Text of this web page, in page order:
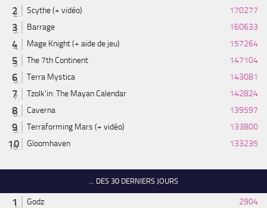
Scythe (+ vidéo)
170277
Barrage
160633
Mage Knight (+ aide de jeu)
157264
The 7th Continent
147104
Terra Mystica
143081
Tzolk'in: The Mayan Calendar
142824
Caverna
139597
Terraforming Mars (+ vidéo)
133800
Gloomhaven
133235
... DES 30 DERNIERS JOURS
Godz
2904